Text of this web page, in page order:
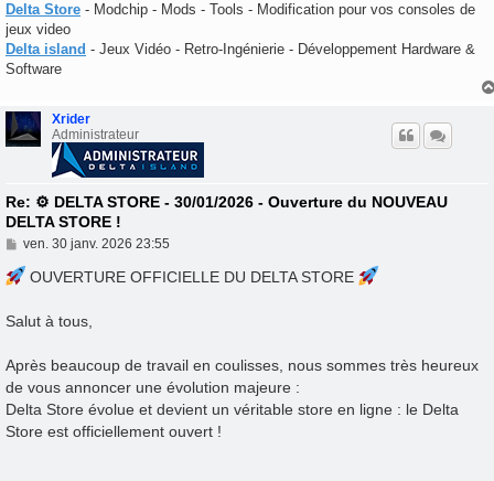
Delta Store - Modchip - Mods - Tools - Modification pour vos consoles de
jeux video
Delta island - Jeux Vidéo - Retro-Ingénierie - Développement Hardware &
Software
Xrider
Administrateur
Re: ⚙️ DELTA STORE - 30/01/2026 - Ouverture du NOUVEAU
DELTA STORE !
M
s
g
ven. 30 janv. 2026 23:55
OUVERTURE OFFICIELLE DU DELTA STORE
Salut à tous,
Après beaucoup de travail en coulisses, nous sommes très heureux
de vous annoncer une évolution majeure :
Delta Store évolue et devient un véritable store en ligne : le Delta
Store est officiellement ouvert !